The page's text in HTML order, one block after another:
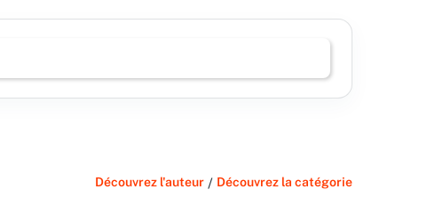
Découvrez l'auteur / Découvrez la catégorie